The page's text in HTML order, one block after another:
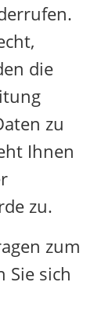
die
zu
Ihnen
zu.
zum
Sie sich